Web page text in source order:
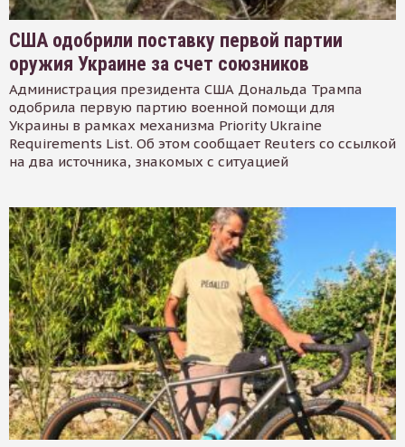
США одобрили поставку первой партии
оружия Украине за счет союзников
Администрация президента США Дональда Трампа
одобрила первую партию военной помощи для
Украины в рамках механизма Priority Ukraine
Requirements List. Об этом сообщает Reuters со ссылкой
на два источника, знакомых с ситуацией